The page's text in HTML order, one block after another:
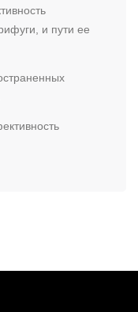
и пути ее